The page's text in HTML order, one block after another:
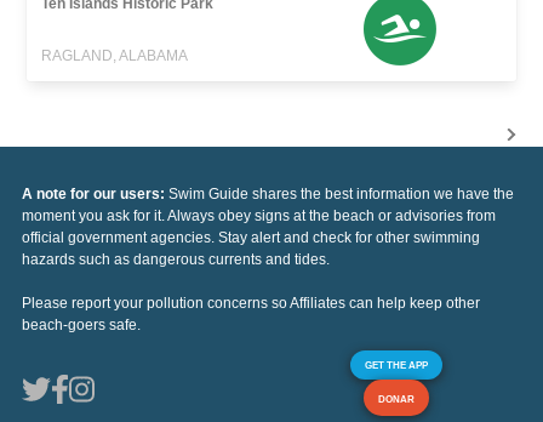
RAGLAND, ALABAMA
A note for our users: Swim Guide shares the best information we have the
moment you ask for it. Always obey signs at the beach or advisories from
official government agencies. Stay alert and check for other swimming
hazards such as dangerous currents and tides.
Please report your pollution concerns so Affiliates can help keep other
beach-goers safe.
GET THE APP
DONAR